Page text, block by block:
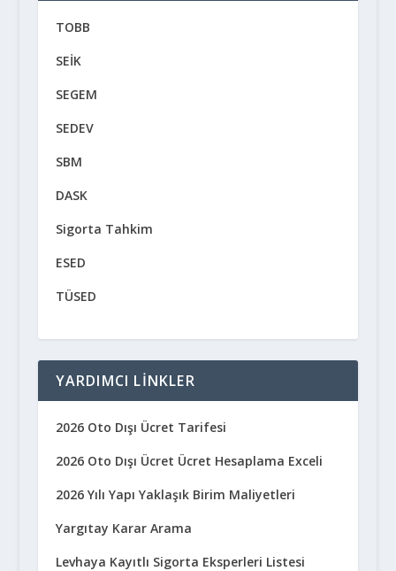
TOBB
SEİK
SEGEM
SEDEV
SBM
DASK
Sigorta Tahkim
ESED
TÜSED
YARDIMCI LINKLER
2026 Oto Dışı Ücret Tarifesi
2026 Oto Dışı Ücret Ücret Hesaplama Exceli
2026 Yılı Yapı Yaklaşık Birim Maliyetleri
Yargıtay Karar Arama
Levhaya Kayıtlı Sigorta Eksperleri Listesi